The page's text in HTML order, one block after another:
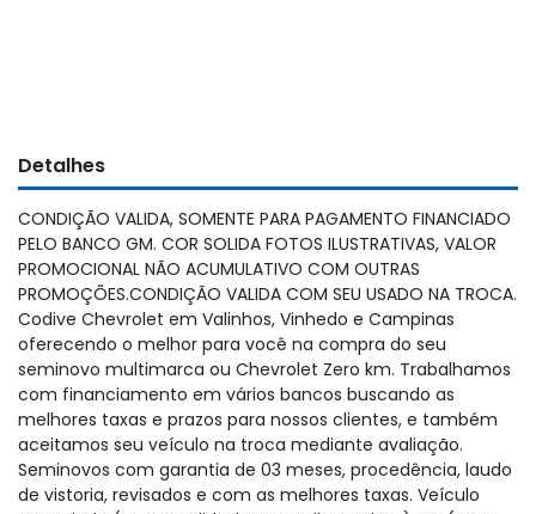
Detalhes
CONDIÇÃO VALIDA, SOMENTE PARA PAGAMENTO FINANCIADO
PELO BANCO GM. COR SOLIDA FOTOS ILUSTRATIVAS, VALOR
PROMOCIONAL NÃO ACUMULATIVO COM OUTRAS
PROMOÇÕES.CONDIÇÃO VALIDA COM SEU USADO NA TROCA.
Codive Chevrolet em Valinhos, Vinhedo e Campinas
oferecendo o melhor para você na compra do seu
seminovo multimarca ou Chevrolet Zero km. Trabalhamos
com financiamento em vários bancos buscando as
melhores taxas e prazos para nossos clientes, e também
aceitamos seu veículo na troca mediante avaliação.
Seminovos com garantia de 03 meses, procedência, laudo
de vistoria, revisados e com as melhores taxas. Veículo